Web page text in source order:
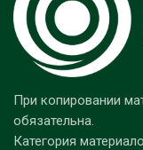
При копировании
обязательна.
Категория